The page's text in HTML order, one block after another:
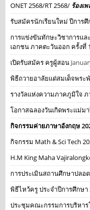
ONET 2568/RT 2568/ ร้องเ
รับสมัครนักเรียนใหม่ ปีการศึ
การแข่งขันทักษะวิชาการแล
เอกชน ภาคตะวันออก ครั้งที่
เปิดรับสมัคร ครูผู้สอน
พิธีถวายอาลัยแด่สมเด็จพระ
รางวัลแห่งความภาคภูมิใจ ภ
โอกาสฉลองวันเกิดพระแม่ม
กิจกรรมค่ายภาษาอังกฤษ
กิจกรรม Math & Sci Tech
H.M King Maha
การประเมินสถานศึกษาปลอ
พิธีไหว้ครู ประจำปีการศึกษา
ประชุมคณะกรรมการบริหาร